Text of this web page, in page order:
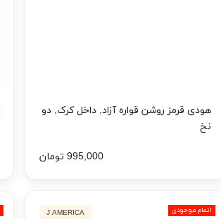
هودی قرمز روشن قواره آزاد, داخل کرک, دو
نخ
995,000 تومان
اتمام موجودی J AMERICA